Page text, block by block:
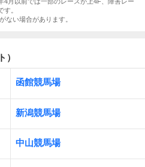
。
ない場合があります。
）
函館競馬場
新潟競馬場
中山競馬場